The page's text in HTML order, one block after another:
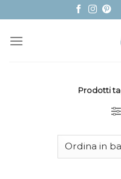
to
content
Prodotti